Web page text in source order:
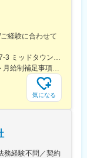
す。
により繁閑の差は
度で残業がなく帰
、有給休暇も十分
。
業務で社会に貢献
専門的スキルを身
して就業していた
る先導的人材マッチ
経験に合わせて
気になる
務経験不問／契約